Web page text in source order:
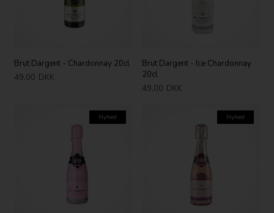
Brut Dargent - Chardonnay 20cl
49,00 DKK
Brut Dargent - Ice Chardonnay
20cl
49,00 DKK
Nyhed Nyhed